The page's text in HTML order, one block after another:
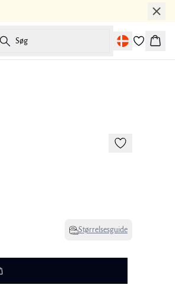
Søg
Kurv
Størrelsesguide